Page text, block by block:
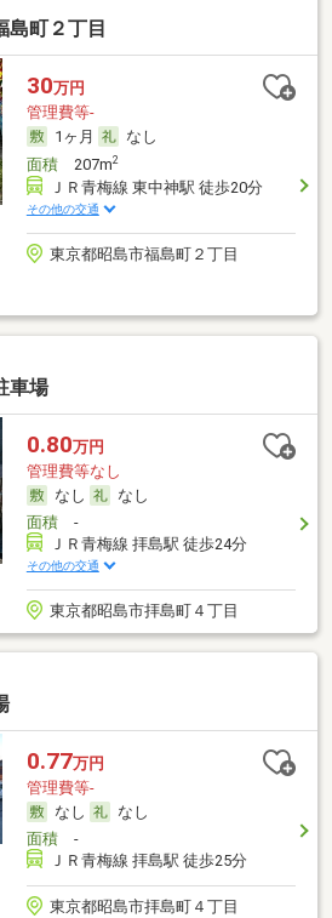
島町２丁目
30万円
管理費等-
1ヶ月
なし
面積207m2
ＪＲ青梅線 東中神駅 徒歩20分
その他の交通
東京都昭島市福島町２丁目
車場
0.80万円
管理費等なし
なし
なし
面積-
ＪＲ青梅線 拝島駅 徒歩24分
その他の交通
東京都昭島市拝島町４丁目
0.77万円
管理費等-
なし
なし
面積-
ＪＲ青梅線 拝島駅 徒歩25分
東京都昭島市拝島町４丁目